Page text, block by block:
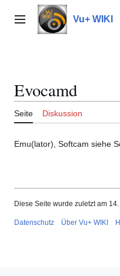
Inhalt
springenHauptmenü Vu+ WIKI
Evocamd
Seite Diskussion
Emu(lator), Softcam siehe
Diese Seite wurde zuletzt am
Datenschutz Über Vu+ WIKI